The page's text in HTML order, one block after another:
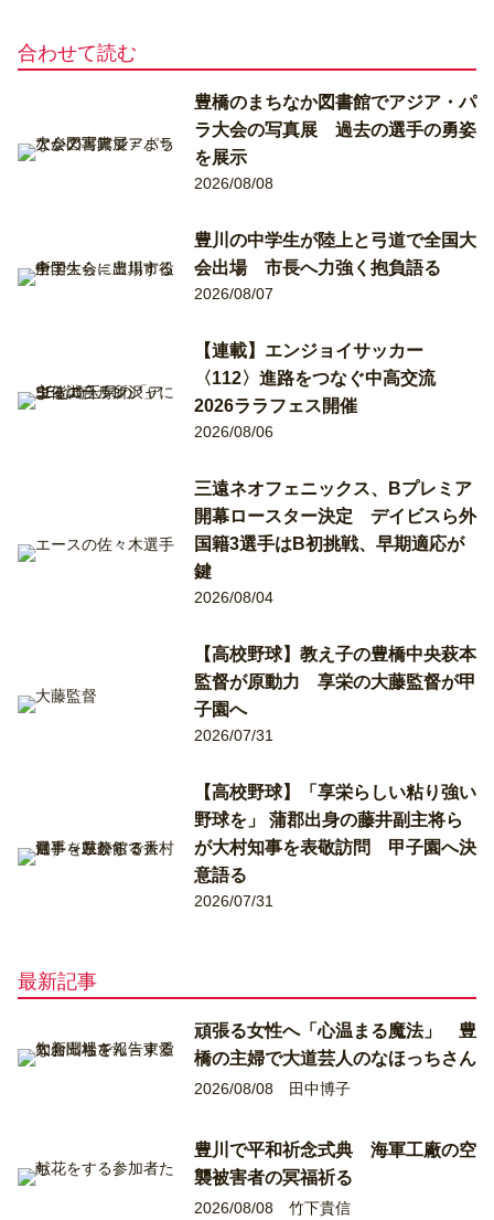
合わせて読む
豊橋のまちなか図書館でアジア・パ
ラ大会の写真展 過去の選手の勇姿
を展示
2026/08/08
豊川の中学生が陸上と弓道で全国大
会出場 市長へ力強く抱負語る
2026/08/07
【連載】エンジョイサッカー
〈112〉進路をつなぐ中高交流
2026ララフェス開催
2026/08/06
三遠ネオフェニックス、Bプレミア
開幕ロースター決定 デイビスら外
国籍3選手はB初挑戦、早期適応が
鍵
2026/08/04
【高校野球】教え子の豊橋中央萩本
監督が原動力 享栄の大藤監督が甲
子園へ
2026/07/31
【高校野球】「享栄らしい粘り強い
野球を」 蒲郡出身の藤井副主将ら
が大村知事を表敬訪問 甲子園へ決
意語る
2026/07/31
最新記事
頑張る女性へ「心温まる魔法」 豊
橋の主婦で大道芸人のなほっちさん
2026/08/08 田中博子
豊川で平和祈念式典 海軍工廠の空
襲被害者の冥福祈る
2026/08/08 竹下貴信